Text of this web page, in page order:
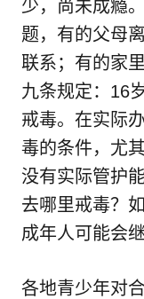
少，尚未成瘾
题，有的父母
联系；有的家
九条规定：16
戒毒。在实际
毒的条件，尤
没有实际管护
去哪里戒毒？
成年人可能会
各地青少年对